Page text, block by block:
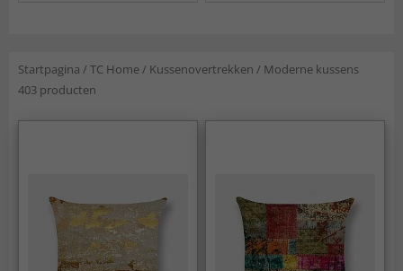
Startpagina /TC Home/ Kussenovertrekken / Moderne kussens
403 producten